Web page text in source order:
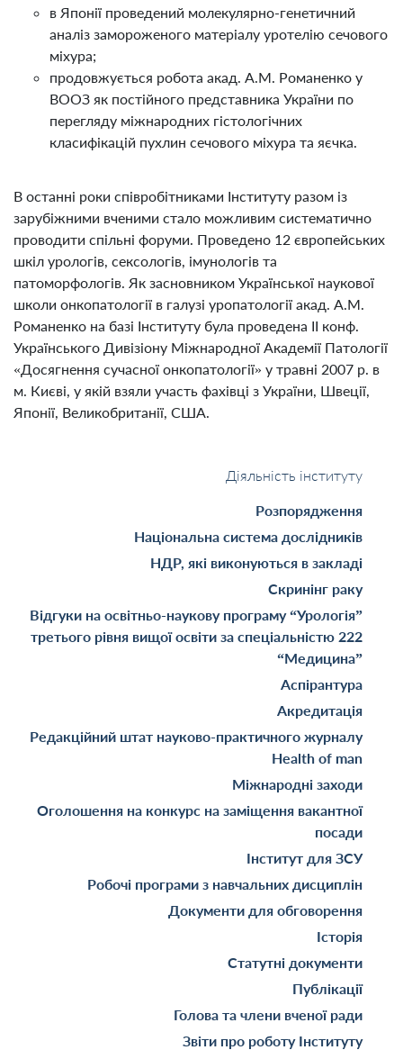
в Японії проведений молекулярно-генетичний
аналіз замороженого матеріалу уротелію сечового
міхура;
продовжується робота акад. А.М. Романенко у
ВООЗ як постійного представника України по
перегляду міжнародних гістологічних
класифікацій пухлин сечового міхура та яєчка.
В останні роки співробітниками Інституту разом із
зарубіжними вченими стало можливим систематично
проводити спільні форуми. Проведено 12 європейських
шкіл урологів, сексологів, імунологів та
патоморфологів. Як засновником Української наукової
школи онкопатології в галузі уропатології акад. А.М.
Романенко на базі Інституту була проведена ІІ конф.
Українського Дивізіону Міжнародної Академії Патології
«Досягнення сучасної онкопатології» у травні 2007 р. в
м. Києві, у якій взяли участь фахівці з України, Швеції,
Японії, Великобританії, США.
Діяльність інституту
Розпорядження
Національна система дослідників
НДР, які виконуються в закладі
Скринінг раку
Відгуки на освітньо-наукову програму “Урологія”
третього рівня вищої освіти за спеціальністю 222
“Медицина”
Аспірантура
Акредитація
Редакційний штат науково-практичного журналу
Health of man
Міжнародні заходи
Оголошення на конкурс на заміщення вакантної
посади
Інститут для ЗСУ
Робочі програми з навчальних дисциплін
Документи для обговорення
Історія
Статутні документи
Публікації
Голова та члени вченої ради
Звіти про роботу Інституту